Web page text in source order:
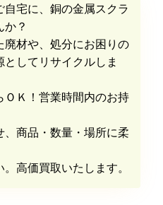
宅に、銅の金属スクラ
か？
廃材や、処分にお困りの
してリサイクルしま
ＯＫ！営業時間内のお持
、商品・数量・場所に柔
高価買取いたします。